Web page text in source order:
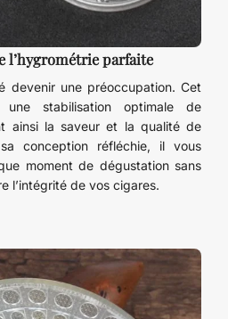
l’hygrométrie parfaite
devenir une préoccupation. Cet
une stabilisation optimale de
ainsi la saveur et la qualité de
conception réfléchie, il vous
moment de dégustation sans
l’intégrité de vos cigares.